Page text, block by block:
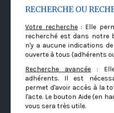
RECHERCHE OU
Votre recherche: Elle
recherché est dans notre
n'y a aucune indications
ouverte à tous (adhérents
Recherche avancée :
adhérents. Il est
permet d'avoir accès à la
l'acte. Le bouton Aide (en
vous sera très utile.